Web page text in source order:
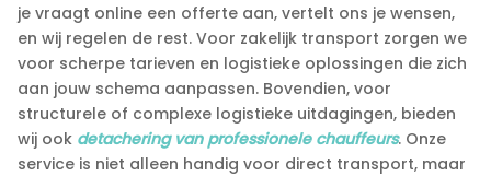
je vraagt online een offerte aan, vertelt ons je wensen,
en wij regelen de rest.​ Voor zakelijk transport zorgen we
voor scherpe tarieven en logistieke oplossingen die zich
aan jouw schema aanpassen.​ Bovendien, voor
structurele of complexe logistieke uitdagingen, bieden
wij ook detachering van professionele chauffeurs.​ Onze
service is niet alleen handig voor direct transport, maar